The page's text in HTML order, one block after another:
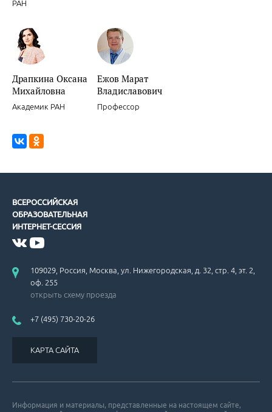
РАН
Драпкина Оксана
Михайловна
Академик РАН
Ежов Марат
Владиславович
Профессор
ВСЕРОССИЙСКАЯ
ОБРАЗОВАТЕЛЬНАЯ
ИНТЕРНЕТ-СЕССИЯ
109029, Россия, Москва, ул. Нижегородская, д. 32, стр. 4, эт. 2,
оф. 255
открыть схему проезда
+7 (495) 730-20-26
КАРТА САЙТА
Информация и материалы, представленные на настоящем сайте,